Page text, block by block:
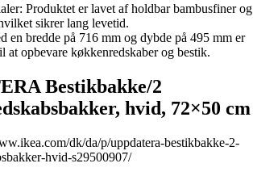
Produktet er lavet af holdbar bambusfiner og
sikrer lang levetid.
en bredde på 716 mm og dybde på 495 mm er
at opbevare køkkenredskaber og bestik.
Bestikbakke/2
hvid, 72×50 cm
dk/da/p/uppdatera-bestikbakke-2-
hvid-s29500907/